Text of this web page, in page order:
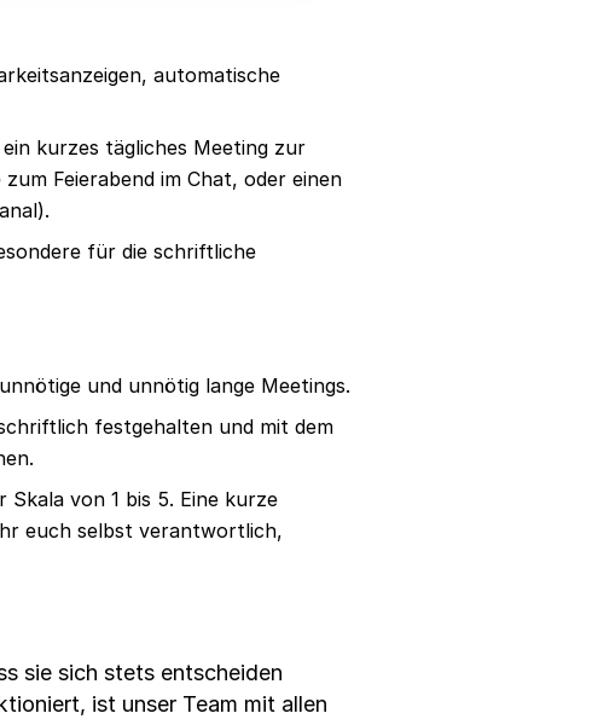
automatische
kurzes tägliches Meeting zur
Feierabend im Chat, oder einen
für die schriftliche
und unnötig lange Meetings.
festgehalten und mit dem
von 1 bis 5. Eine kurze
euch selbst verantwortlich,
sie sich stets entscheiden
ist unser Team mit allen